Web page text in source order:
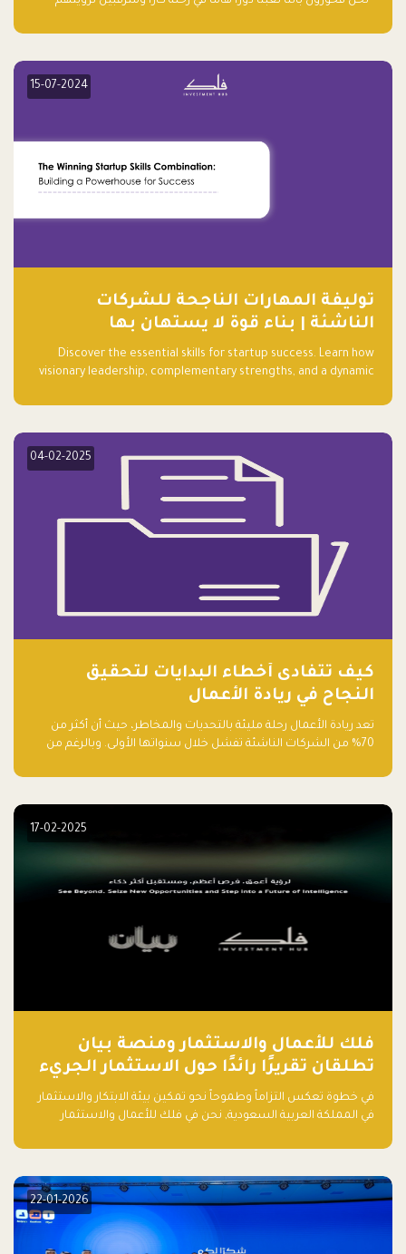
جيدًا لكوكبنا فحسب، بل إنه جيد أيضًا للأعمال”.
15-07-2024
توليفة المهارات الناجحة للشركات
الناشئة | بناء قوة لا يستهان بها
Discover the essential skills for startup success. Learn how
visionary leadership, complementary strengths, and a dynamic
elevate your startup! Follow us @FalakHub
04-02-2025
كيف تتفادى أخطاء البدايات لتحقيق
النجاح في ريادة الأعمال
تعد ريادة الأعمال رحلة مليئة بالتحديات والمخاطر، حيث أن أكثر من
70% من الشركات الناشئة تفشل خلال سنواتها الأولى. وبالرغم من
الكثيرون في بداية رحلتهم، وهي التي قد تعرقل نجاحهم. في هذا
17-02-2025
فلك للأعمال والاستثمار ومنصة بيان
تطلقان تقريرًا رائدًا حول الاستثمار الجريء
في الذكاء الاصطناعي بالمملكة العربية
السعودية
في خطوة تعكس التزاماً وطموحاً نحو تمكين بيئة الابتكار والاستثمار
في المملكة العربية السعودية, نحن في فلك للأعمال والاستثمار
الذكاء الاصطناعي: خارطة الطريق للمستثمرين ورواد الأعمال في
22-01-2026